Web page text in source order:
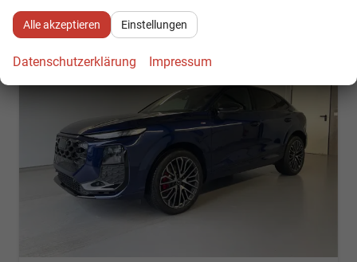
Alle akzeptieren Einstellungen
Datenschutzerklärung Impressum